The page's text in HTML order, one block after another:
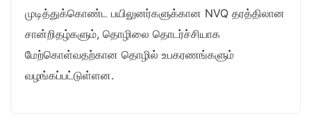
முடித்துக்கொண்ட பயிலுனர்களுக்கான NVQ தரத்திலான
சான்றிதழ்களும், தொழிலை தொடர்ச்சியாக
மேற்கொள்வதற்கான தொழில் உபகரணங்களும்
வழங்கப்பட்டுள்ளன.